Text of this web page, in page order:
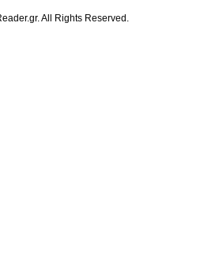
All Rights Reserved.